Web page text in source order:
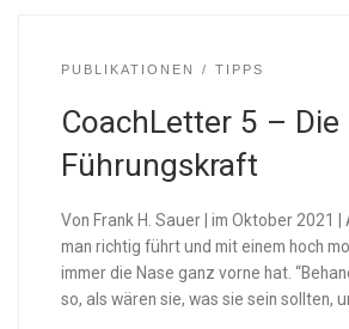
PUBLIKATIONEN TIPPS
CoachLetter 5 –
Führungskraft
Von Frank H. Sauer | im Oktober 2021 |
man richtig führt und mit einem hoch
immer die Nase ganz vorne hat.
so, als wären sie, was sie sein sollten,